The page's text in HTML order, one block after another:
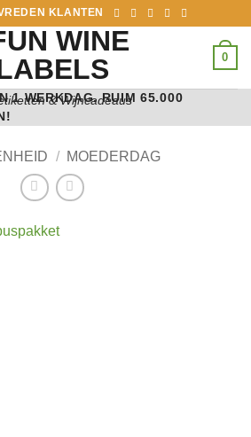
KLANTEN
& Wijncadeaus
0
1 WERKDAG. RUIM 65.000
/ MOEDERDAG